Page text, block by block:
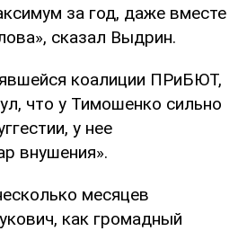
за год, даже вместе
сказал Выдрин.
коалиции ПРиБЮТ,
что у Тимошенко сильно
у нее
внушения».
месяцев
как громадный